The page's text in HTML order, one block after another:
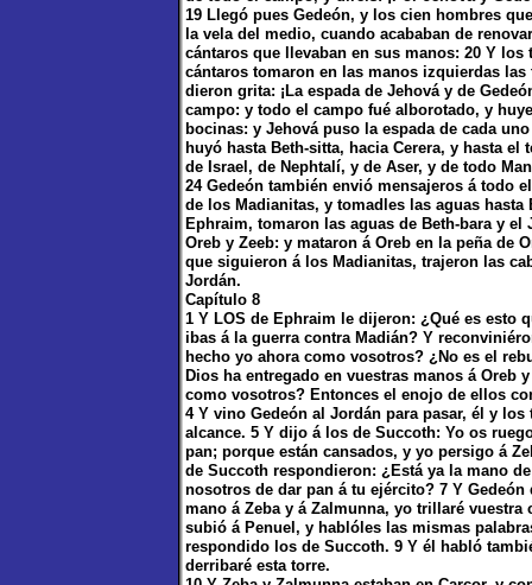
19 Llegó pues Gedeón, y los cien hombres
la vela del medio, cuando acababan de
cántaros que llevaban en sus manos: 20 Y
cántaros tomaron en las manos izquierdas
dieron grita: ¡La espada de Jehová y de
campo: y todo el campo fué alborotado, y
bocinas: y Jehová puso la espada de cada
huyó hasta Beth-sitta, hacia Cerera, y hasta
de Israel, de Nephtalí, y de Aser, y de todo
24 Gedeón también envió mensajeros á todo
de los Madianitas, y tomadles las aguas
Ephraim, tomaron las aguas de Beth-bara y
Oreb y Zeeb: y mataron á Oreb en la peña de
que siguieron á los Madianitas, trajeron las
Jordán.
Capítulo 8
1 Y LOS de Ephraim le dijeron: ¿Qué es esto
ibas á la guerra contra Madián? Y
hecho yo ahora como vosotros? ¿No es el
Dios ha entregado en vuestras manos á Oreb
como vosotros? Entonces el enojo de ellos
4 Y vino Gedeón al Jordán para pasar, él y
alcance. 5 Y dijo á los de Succoth: Yo os
pan; porque están cansados, y yo persigo á
de Succoth respondieron: ¿Está ya la mano
nosotros de dar pan á tu ejército? 7 Y
mano á Zeba y á Zalmunna, yo trillaré
subió á Penuel, y hablóles las mismas
respondido los de Succoth. 9 Y él habló
derribaré esta torre.